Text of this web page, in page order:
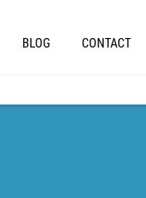
BLOG CONTACT